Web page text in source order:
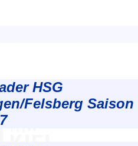
HSG
Felsberg Saison